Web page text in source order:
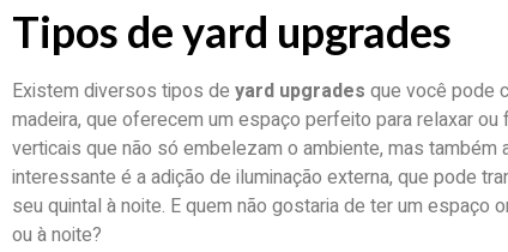
Tipos de yard upgrades
Existem diversos tipos de yard upgrades que você pode
madeira, que oferecem um espaço perfeito para relaxar
verticais que não só embelezam o ambiente, mas também
interessante é a adição de iluminação externa, que pode
seu quintal à noite. E quem não gostaria de ter um espaço
ou à noite?